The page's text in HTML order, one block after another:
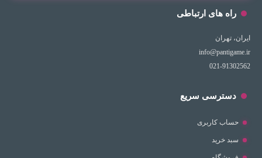
راه های ارتباطی
ایران، تهران
info@pantigame.ir
021-91302562
دسترسی سریع
حساب کاربری
سبد خرید